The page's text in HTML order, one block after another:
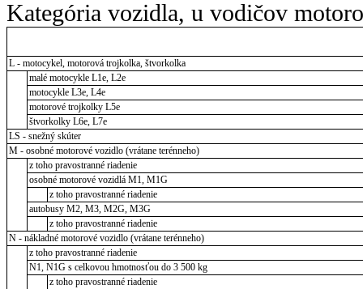
Kategória vozidla, u vodičov
L - motocykel, motorová trojkolka, štvorkolka
malé motocykle L1e, L2e
motocykle L3e, L4e
motorové trojkolky L5e
štvorkolky L6e, L7e
LS - snežný skúter
M - osobné motorové vozidlo (vrátane terénneho)
z toho pravostranné riadenie
osobné motorové vozidlá M1, M1G
z toho pravostranné riadenie
autobusy M2, M3, M2G, M3G
z toho pravostranné riadenie
N - nákladné motorové vozidlo (vrátane terénneho)
z toho pravostranné riadenie
N1, N1G s celkovou hmotnosťou do 3 500 kg
z toho pravostranné riadenie